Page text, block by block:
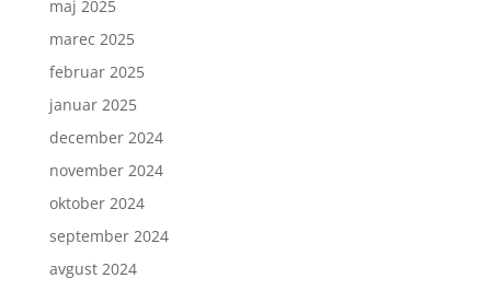
maj 2025
marec 2025
februar 2025
januar 2025
december 2024
november 2024
oktober 2024
september 2024
avgust 2024